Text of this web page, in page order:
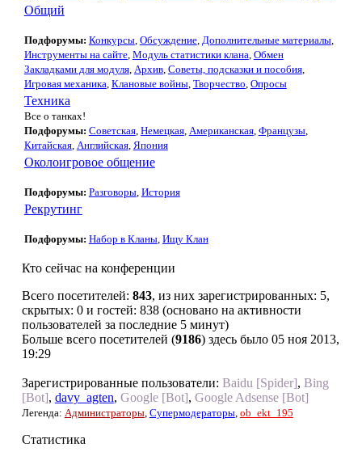
Общий
Подфорумы: Конкурсы, Обсуждение, Дополнительные материалы,
Инструменты на сайте, Модуль статистики клана, Обмен
Закладками для модуля, Архив, Советы, подсказки и пособия,
Игровая механика, Клановые войны, Творчество, Опросы
Техника
Все о танках!
Подфорумы: Советская, Немецкая, Американская, Французы,
Китайская, Английская, Япония
Околоигровое общение
Подфорумы: Разговоры, История
Рекрутинг
Подфорумы: Набор в Кланы, Ищу Клан
Кто сейчас на конференции
Всего посетителей: 843, из них зарегистрированных: 5,
скрытых: 0 и гостей: 838 (основано на активности
пользователей за последние 5 минут)
Больше всего посетителей (9186) здесь было 05 ноя 2013,
19:29
Зарегистрированные пользователи: Baidu [Spider], Bing
[Bot], davy_agten, Google [Bot], Google Adsense [Bot]
Легенда: Администраторы, Супермодераторы, ob_ekt_195
Статистика